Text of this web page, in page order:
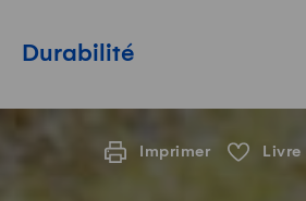
Durabilité
Imprimer Livre